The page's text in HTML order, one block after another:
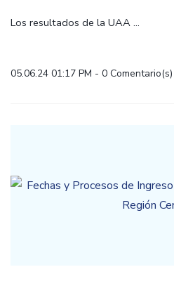
Los resultados de la UAA ...
05.06.24 01:17 PM - 0 Comentario(s)